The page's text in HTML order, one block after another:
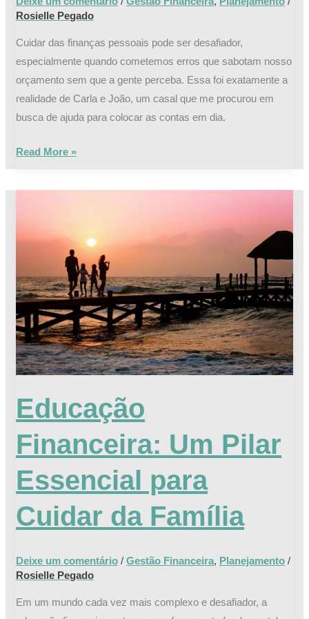
Rosielle Pegado
Cuidar das finanças pessoais pode ser desafiador,
especialmente quando cometemos erros que sabotam nosso
orçamento sem que a gente perceba. Essa foi exatamente a
realidade de Carla e João, um casal que me procurou em
busca de ajuda para colocar as contas em dia.
Read More »
Educação
Financeira: Um Pilar
Essencial para
Cuidar da Família
Deixe um comentário /Gestão Financeira, Planejamento /
Rosielle Pegado
Em um mundo cada vez mais complexo e desafiador, a
para
Cuidar
da
Família